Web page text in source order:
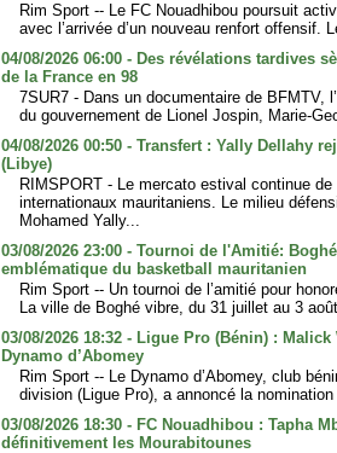
Rim Sport -- Le FC Nouadhibou poursuit
avec l’arrivée d’un nouveau renfort offensif.
04/08/2026 06:00 - Des révélations tardives
de la France en 98
7SUR7 - Dans un documentaire de BFMTV,
du gouvernement de Lionel Jospin, Marie-
04/08/2026 00:50 - Transfert : Yally Dellahy
(Libye)
RIMSPORT - Le mercato estival continue de
internationaux mauritaniens. Le milieu
Mohamed Yally...
03/08/2026 23:00 - Tournoi de l'Amitié:
emblématique du basketball mauritanien
Rim Sport -- Un tournoi de l’amitié pour
La ville de Boghé vibre, du 31 juillet au 3
03/08/2026 18:32 - Ligue Pro (Bénin) :
Dynamo d’Abomey
Rim Sport -- Le Dynamo d’Abomey, club
division (Ligue Pro), a annoncé la
03/08/2026 18:30 - FC Nouadhibou : Tapha
définitivement les Mourabitounes